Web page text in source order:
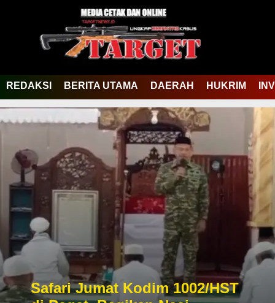
REDAKSI BERITA UTAMA DAERAH HUKRIM
Safari Jumat Kodim 1002/HST